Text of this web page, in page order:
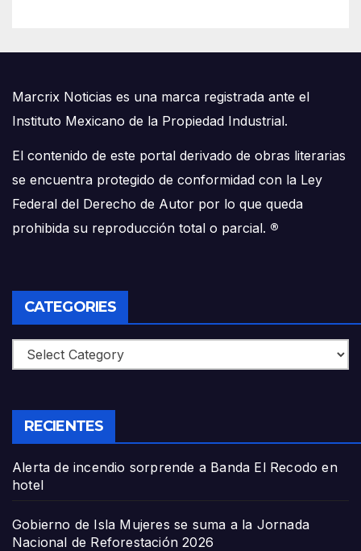
Marcrix Noticias es una marca registrada ante el
Instituto Mexicano de la Propiedad Industrial.
El contenido de este portal derivado de obras literarias
se encuentra protegido de conformidad con la Ley
Federal del Derecho de Autor por lo que queda
prohibida su reproducción total o parcial. ®
CATEGORIES
Categories
RECIENTES
Alerta de incendio sorprende a Banda El Recodo en
hotel
Gobierno de Isla Mujeres se suma a la Jornada
Nacional de Reforestación 2026